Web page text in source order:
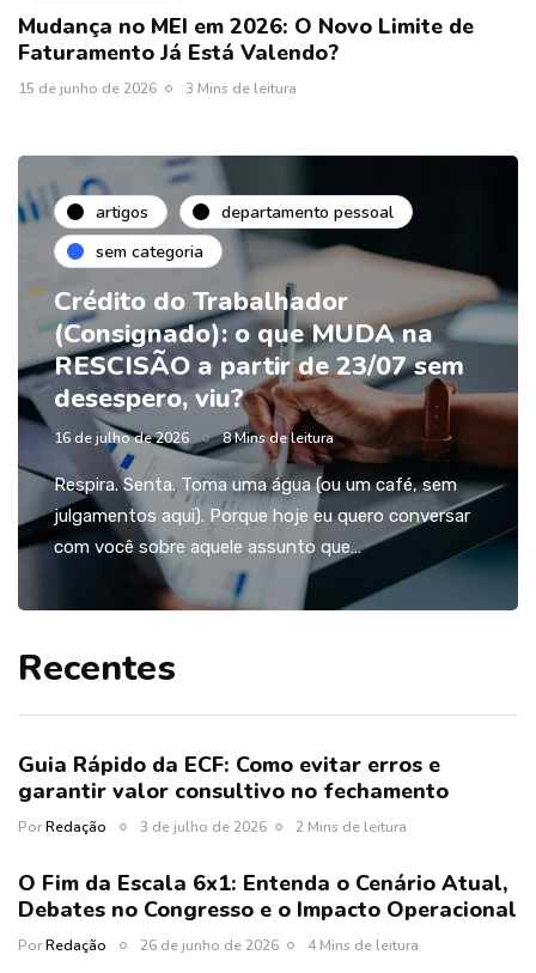
Mudança no MEI em 2026: O Novo Limite de
Faturamento Já Está Valendo?
15 de junho de 2026 3 Mins de leitura
artigos
departamento pessoal
sem categoria
Crédito do Trabalhador
(Consignado): o que MUDA na
RESCISÃO a partir de 23/07 sem
desespero, viu?
16 de julho de 2026 8 Mins de leitura
Respira. Senta. Toma uma água (ou um café, sem
julgamentos aqui). Porque hoje eu quero conversar
com você sobre aquele assunto que…
Recentes
Guia Rápido da ECF: Como evitar erros e
garantir valor consultivo no fechamento
PorRedação 3 de julho de 2026 2 Mins de leitura
O Fim da Escala 6x1: Entenda o Cenário Atual,
Debates no Congresso e o Impacto Operacional
PorRedação 26 de junho de 2026 4 Mins de leitura